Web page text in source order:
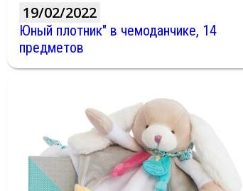
19/02/2022
Юный плотник" в чемоданчике, 14
предметов